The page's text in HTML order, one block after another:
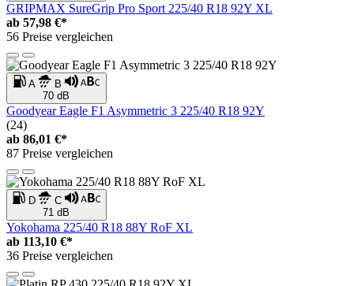
GRIPMAX SureGrip Pro Sport 225/40 R18 92Y XL
ab 57,98 €*
56 Preise vergleichen
A
B
70 dB
Goodyear Eagle F1 Asymmetric 3 225/40 R18 92Y
(24)
ab 86,01 €*
87 Preise vergleichen
D
C
71 dB
Yokohama 225/40 R18 88Y RoF XL
ab 113,10 €*
36 Preise vergleichen